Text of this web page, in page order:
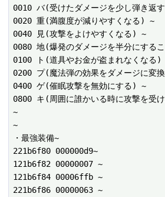
0010 バ(受けたダメージを少し弾き返
0020 重(満腹度が減りやすくなる) ~
0040 見(攻撃をよけやすくなる) ~
0080 地(爆発のダメージを半分にする
0100 ト(道具やお金が盗まれなくなる)
0200 プ(魔法弾の効果をダメージに変
0400 ゲ(催眠攻撃を無効にする) ~
0800 キ(周囲に誰かいる時に攻撃を受
~
~
・最強装備~
221b6f80 000000d9~
121b6f82 00000007 ~
121b6f84 00006ffb ~
221b6f86 00000063 ~